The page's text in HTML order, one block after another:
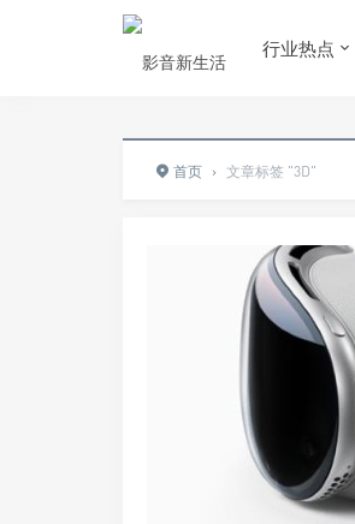
行业热点
首页 › 文章标签 "3D"